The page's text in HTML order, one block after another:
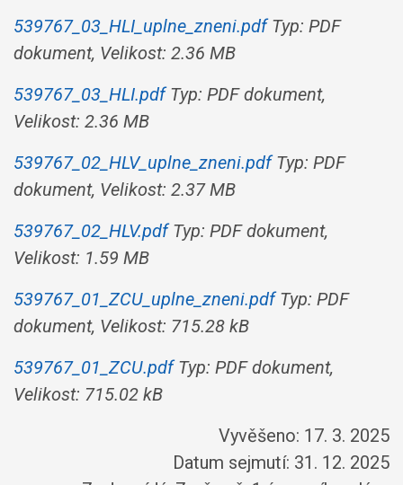
539767_03_HLI_uplne_zneni.pdfTyp: PDF
dokument, Velikost: 2.36 MB
539767_03_HLI.pdfTyp: PDF dokument,
Velikost: 2.36 MB
539767_02_HLV_uplne_zneni.pdfTyp: PDF
dokument, Velikost: 2.37 MB
539767_02_HLV.pdfTyp: PDF dokument,
Velikost: 1.59 MB
539767_01_ZCU_uplne_zneni.pdfTyp: PDF
dokument, Velikost: 715.28 kB
539767_01_ZCU.pdfTyp: PDF dokument,
Velikost: 715.02 kB
Vyvěšeno: 17. 3. 2025
Datum sejmutí: 31. 12. 2025